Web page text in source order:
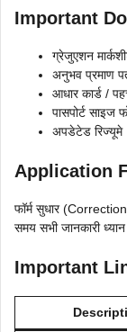
Important
ग्रेजुएशन
अनुभव प्रमाण
आधार कार्ड /
पासपोर्ट साइज
अपडेटेड रिज्यूमे
Application
फॉर्म सुधार
समय सभी जानकारी
Important